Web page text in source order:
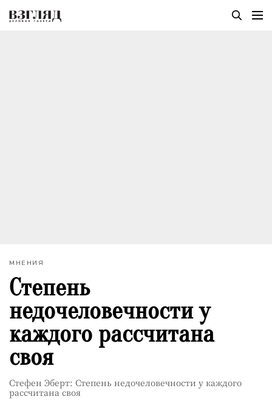
МНЕНИЯ
Степень
недочеловечности у
каждого рассчитана
своя
Стефен Эберт: Степень недочеловечности у каждого
рассчитана своя